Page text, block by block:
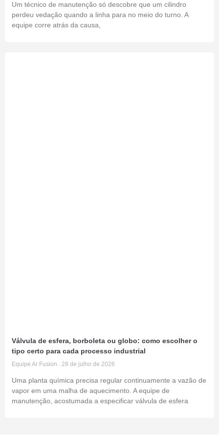
Um técnico de manutenção só descobre que um cilindro
perdeu vedação quando a linha para no meio do turno. A
equipe corre atrás da causa,
Válvula de esfera, borboleta ou globo: como escolher o
tipo certo para cada processo industrial
Equipe Ar Fusion 28 de julho de 2026
Uma planta química precisa regular continuamente a vazão de
vapor em uma malha de aquecimento. A equipe de
manutenção, acostumada a especificar válvula de esfera